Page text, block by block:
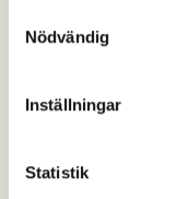
Nödvändig
Inställningar
Statistik